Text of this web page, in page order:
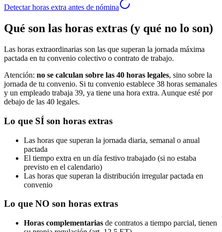
Detectar horas extra antes de nómina
Qué son las horas extras (y qué no lo son)
Las horas extraordinarias son las que superan la jornada máxima
pactada en tu convenio colectivo o contrato de trabajo.
Atención: no se calculan sobre las 40 horas legales, sino sobre la
jornada de tu convenio. Si tu convenio establece 38 horas semanales
y un empleado trabaja 39, ya tiene una hora extra. Aunque esté por
debajo de las 40 legales.
Lo que SÍ son horas extras
Las horas que superan la jornada diaria, semanal o anual
pactada
El tiempo extra en un día festivo trabajado (si no estaba
previsto en el calendario)
Las horas que superan la distribución irregular pactada en
convenio
Lo que NO son horas extras
Horas complementarias de contratos a tiempo parcial, tienen